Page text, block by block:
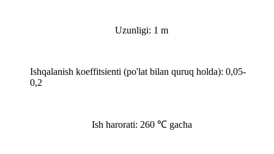
Uzunligi: 1 m
Ishqalanish koeffitsienti (po'lat bilan quruq holda): 0,05-
0,2
Ish harorati: 260 ℃ gacha